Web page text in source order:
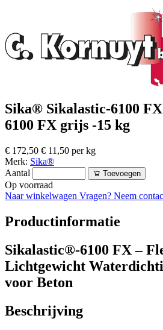
Sika® Sikalastic-6100
6100 FX grijs -15 kg
€ 172,50 € 11,50 per kg
Merk: Sika®
Aantal
Toevoegen
Op voorraad
Naar winkelwagen Vragen? Neem
Productinformatie
Sikalastic®-6100 FX –
Lichtgewicht
voor Beton
Beschrijving